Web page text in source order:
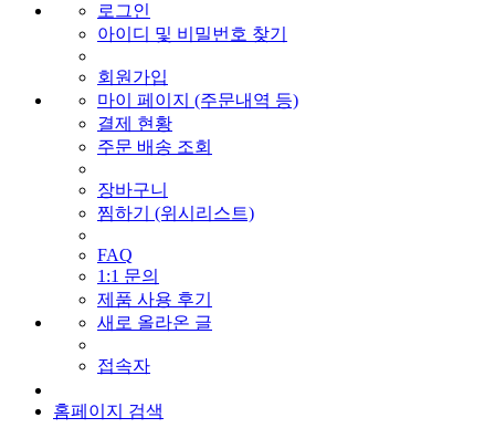
로그인
아이디 및 비밀번호 찾기
회원가입
마이 페이지 (주문내역 등)
결제 현황
주문 배송 조회
장바구니
찜하기 (위시리스트)
FAQ
1:1 문의
제품 사용 후기
새로 올라온 글
접속자
홈페이지 검색